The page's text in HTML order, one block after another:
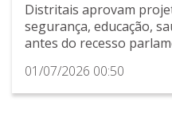
Distritais aprovam
segurança, educação,
antes do recesso
01/07/2026 00:50